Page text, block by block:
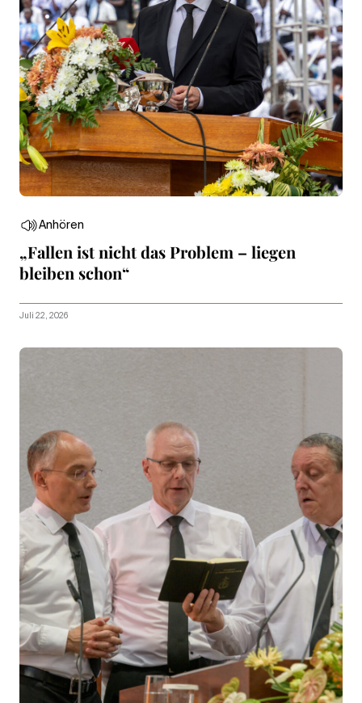
Anhören
„Fallen ist nicht das Problem – liegen
bleiben schon“
Juli 22, 2026